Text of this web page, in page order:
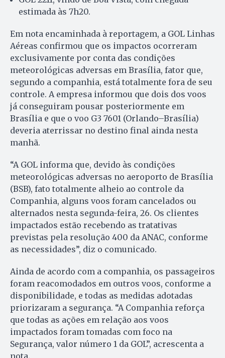
estimada às 7h20.
Em nota encaminhada à reportagem, a GOL Linhas
Aéreas confirmou que os impactos ocorreram
exclusivamente por conta das condições
meteorológicas adversas em Brasília, fator que,
segundo a companhia, está totalmente fora de seu
controle. A empresa informou que dois dos voos
já conseguiram pousar posteriormente em
Brasília e que o voo G3 7601 (Orlando–Brasília)
deveria aterrissar no destino final ainda nesta
manhã.
“A GOL informa que, devido às condições
meteorológicas adversas no aeroporto de Brasília
(BSB), fato totalmente alheio ao controle da
Companhia, alguns voos foram cancelados ou
alternados nesta segunda-feira, 26. Os clientes
impactados estão recebendo as tratativas
previstas pela resolução 400 da ANAC, conforme
as necessidades”, diz o comunicado.
Ainda de acordo com a companhia, os passageiros
foram reacomodados em outros voos, conforme a
disponibilidade, e todas as medidas adotadas
priorizaram a segurança. “A Companhia reforça
que todas as ações em relação aos voos
impactados foram tomadas com foco na
Segurança, valor número 1 da GOL”, acrescenta a
nota.